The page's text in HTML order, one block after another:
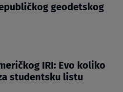
geodetskog
IRI: Evo koliko
studentsku listu